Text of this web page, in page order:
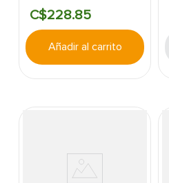
C$228.85
Añadir al carrito